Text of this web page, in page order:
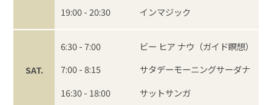
19:00 - 20:30
インマジック
SAT.
6:30 - 7:00
ビー ヒア ナウ（ガイド瞑想）
7:00 - 8:15
サタデーモーニングサーダナ
16:30 - 18:00
サットサンガ